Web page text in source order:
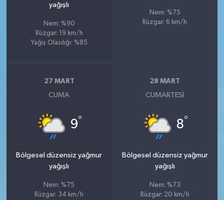
yağışlı
Nem: %90
Rüzgar: 19 km/h
Yağış Olasılığı: %85
Nem: %75
Rüzgar: 6 km/h
27 MART
CUMA
9°
Bölgesel düzensiz yağmur
yağışlı
Nem: %75
Rüzgar: 34 km/h
28 MART
CUMARTESI
8°
Bölgesel düzensiz yağmur
yağışlı
Nem: %73
Rüzgar: 20 km/h